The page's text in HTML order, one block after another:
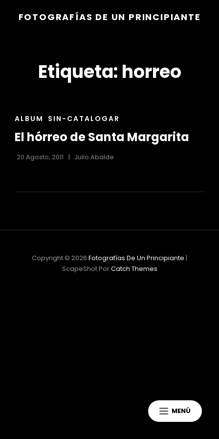
FOTOGRAFÍAS DE UN PRINCIPIANTE
MENÚ
Etiqueta: horreo
ENLACES
LAS
ALBUM SIN-CATALOGAR
El hórreo de Santa Margarita
20 Agosto, 2011 Julio Abalde
Copyright © 2026 Fotografías De Un Principiante |
ScapeShot PorCatch Themes